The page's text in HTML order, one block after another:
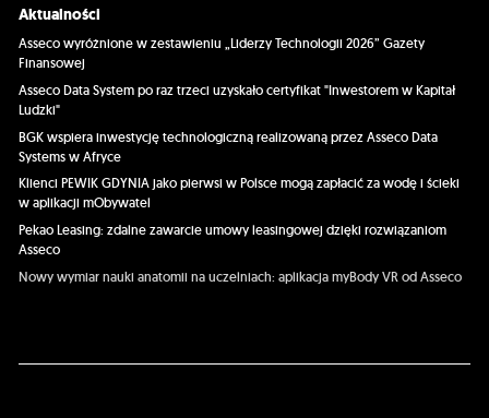
Aktualności
Asseco wyróżnione w zestawieniu „Liderzy Technologii 2026” Gazety
Finansowej
Asseco Data System po raz trzeci uzyskało certyfikat "Inwestorem w Kapitał
Ludzki"
BGK wspiera inwestycję technologiczną realizowaną przez Asseco Data
Systems w Afryce
Klienci PEWIK GDYNIA jako pierwsi w Polsce mogą zapłacić za wodę i ścieki
w aplikacji mObywatel
Pekao Leasing: zdalne zawarcie umowy leasingowej dzięki rozwiązaniom
Asseco
Nowy wymiar nauki anatomii na uczelniach: aplikacja myBody VR od Asseco